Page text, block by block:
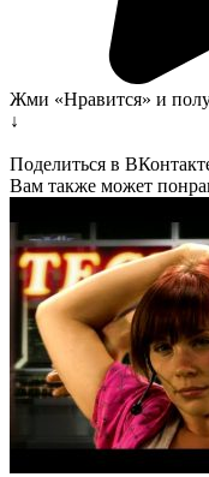
Жми «Нравится» и
↓
Поделиться в
Вам также может